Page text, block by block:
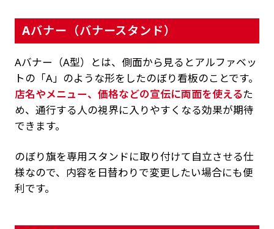
Aバナー（バナースタンド）
Aバナー（A型）とは、側面から見るとアルファベッ
トの「A」のような形をしたのぼり看板のことです。
店名やメニュー、価格などの宣伝に両面を使えるた
め、通行する人の視界に入りやすくなる効果が期待
できます。
のぼり旗を専用スタンドに取り付けて自立させる仕
様なので、内容を日替わりで変更したい場合にも便
利です。